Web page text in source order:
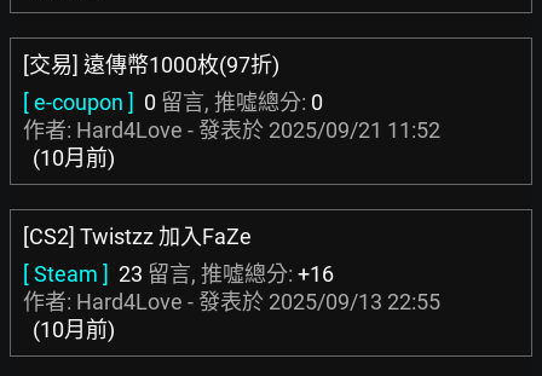
[交易] 遠傳幣1000枚(97折)
[ e-coupon ] 0 留言, 推噓總分: 0
作者: Hard4Love - 發表於 2025/09/21 11:52
(10月前)
[CS2] Twistzz 加入FaZe
[ Steam ] 23 留言, 推噓總分: +16
作者: Hard4Love - 發表於 2025/09/13 22:55
(10月前)